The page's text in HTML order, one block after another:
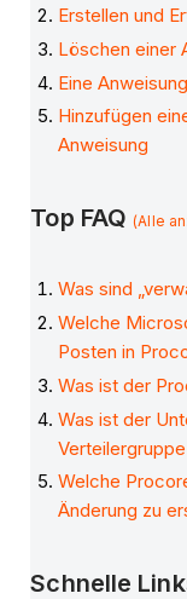
Erstellen und
Löschen einer
Eine
Hinzufügen
Anweisung
Top FAQ(Alle
Was sind
Welche
Posten in
Was ist der
Was ist der
Welche
Änderung zu
Schnelle